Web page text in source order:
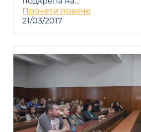
Прочети повече
21/03/2017